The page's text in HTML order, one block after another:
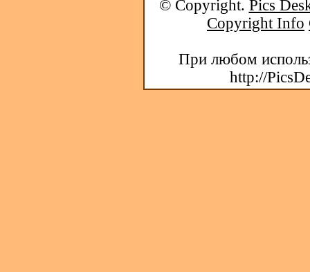
© Copyright. Pics
Copyright Info
При любом
http://